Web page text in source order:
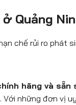
Quảng
chế rủi ro phát
hãng và
Với những đơn vị